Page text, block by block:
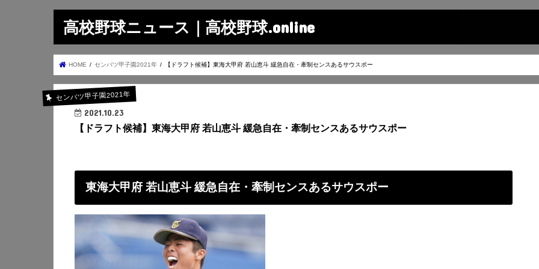
高校野球ニュース｜高校野球.online
HOME センバツ甲子園2021年 【ドラフト候補】東海大甲府 若山恵斗 緩急自在・牽制センスあるサウスポー
センバツ甲子園2021年
2021.10.23
【ドラフト候補】東海大甲府 若山恵斗 緩急自在・牽制センスあるサウスポー
東海大甲府 若山恵斗 緩急自在・牽制センスあるサウスポー